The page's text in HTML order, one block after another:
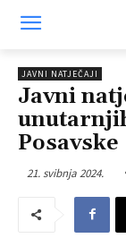
JAVNI NATJEČAJI
Javni
Posavske
21. svibnja 2024.